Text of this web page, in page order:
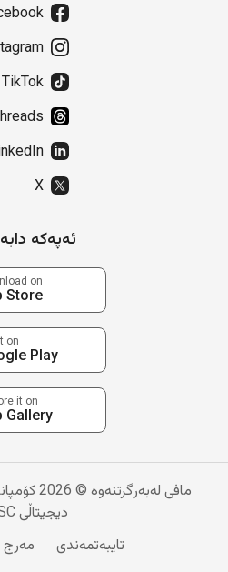
TikTok
X
ئەپەکە
on
Store
on
Play
it on
Gallery
مافی
دیجیتاڵی PJSC
تایبەتمەندی
مەرج